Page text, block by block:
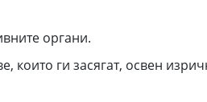
органи.
които ги засягат, освен